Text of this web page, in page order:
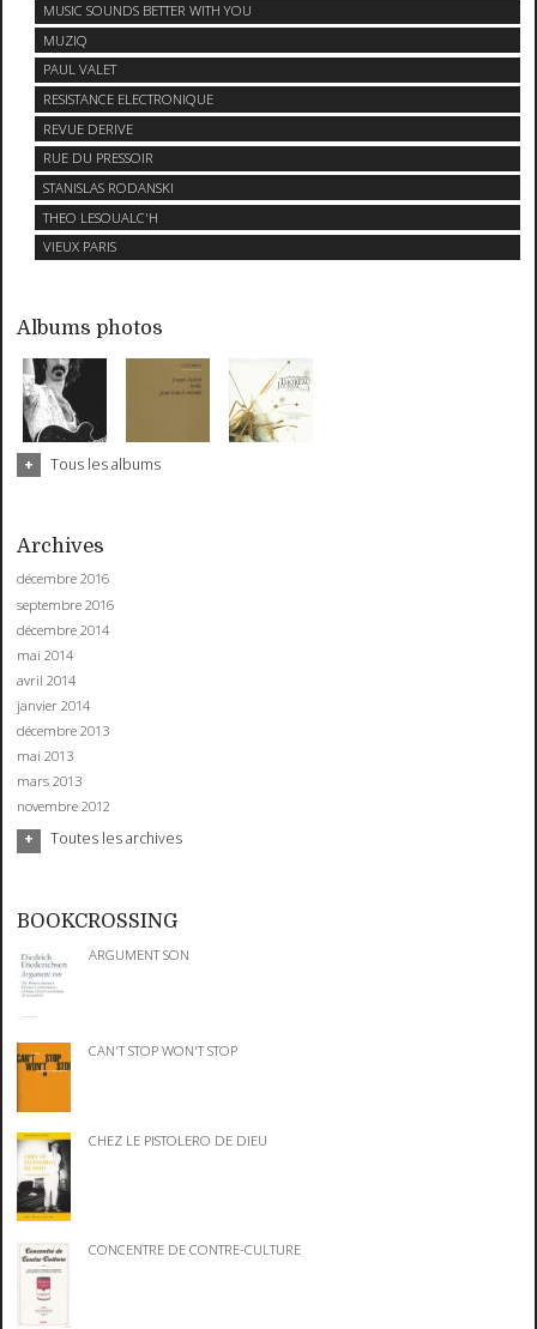
MUSIC SOUNDS BETTER WITH YOU
MUZIQ
PAUL VALET
RESISTANCE ELECTRONIQUE
REVUE DERIVE
RUE DU PRESSOIR
STANISLAS RODANSKI
THEO LESOUALC'H
VIEUX PARIS
Albums photos
Tous les albums
Archives
décembre 2016
septembre 2016
décembre 2014
mai 2014
avril 2014
janvier 2014
décembre 2013
mai 2013
mars 2013
novembre 2012
Toutes les archives
BOOKCROSSING
ARGUMENT SON
CAN'T STOP WON'T STOP
CHEZ LE PISTOLERO DE DIEU
CONCENTRE DE CONTRE-CULTURE